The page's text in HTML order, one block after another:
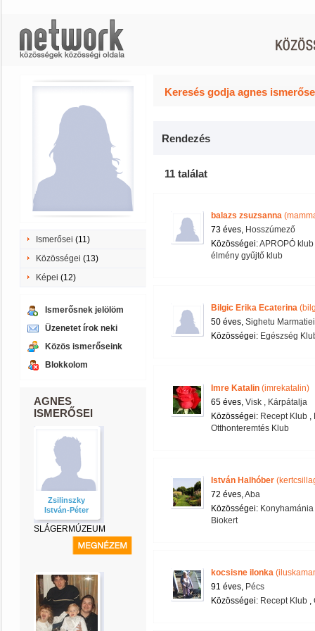
Ismerősei (11)
Közösségei (13)
Képei (12)
Ismerősnek jelölöm
Üzenetet írok neki
Közös ismerőseink
Blokkolom
AGNES
ISMERŐSEI
Zsilinszky
István-Péter
SLÁGERMÚZEUM
Keresés godja agnes
Rendezés
11 találat
balazs zsuzsanna
73 éves, Hosszúmező
Közösségei:APROPÓ
élmény gyűjtő klub
Bilgic Erika Ecaterina
50 éves, Sighetu Marmatiei
Közösségei: Egészség
Imre Katalin (imrekatalin)
65 éves, Visk , Kárpátalja
Közösségei: Recept Klub ,
Otthonteremtés Klub
István Halhóber
72 éves,Aba
Közösségei:
Biokert
kocsisne ilonka
91 éves, Pécs
Közösségei: Recept Klub ,